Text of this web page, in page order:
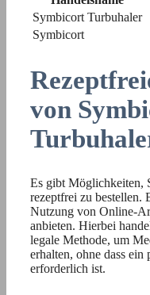
Symbicort Turbuhaler
Symbicort
von
Es gibt Möglichkeiten,
rezeptfrei zu bestellen.
Nutzung von Online-
anbieten. Hierbei
legale Methode, um
erhalten, ohne dass ein
erforderlich ist.